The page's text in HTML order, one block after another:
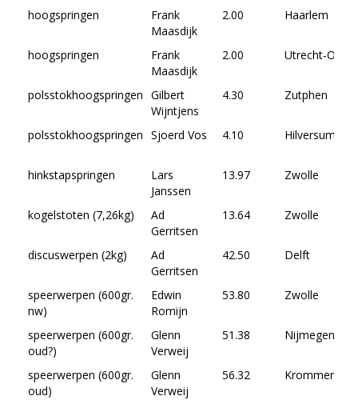
hoogspringen
Frank
Maasdijk
2.00 Haarlem
hoogspringen
Frank
Maasdijk
2.00 Utrecht-O.
polsstokhoogspringen Gilbert
Wijntjens
4.30 Zutphen
polsstokhoogspringen Sjoerd Vos 4.10 Hilversum
hinkstapspringen
Lars
Janssen
13.97 Zwolle
kogelstoten (7,26kg)
Ad
Gerritsen
13.64 Zwolle
discuswerpen (2kg)
Ad
Gerritsen
42.50 Delft
speerwerpen (600gr.
nw)
Edwin
Romijn
53.80 Zwolle
speerwerpen (600gr.
oud?)
Glenn
Verweij
51.38 Nijmegen
speerwerpen (600gr.
oud)
Glenn
Verweij
56.32 Krommenie